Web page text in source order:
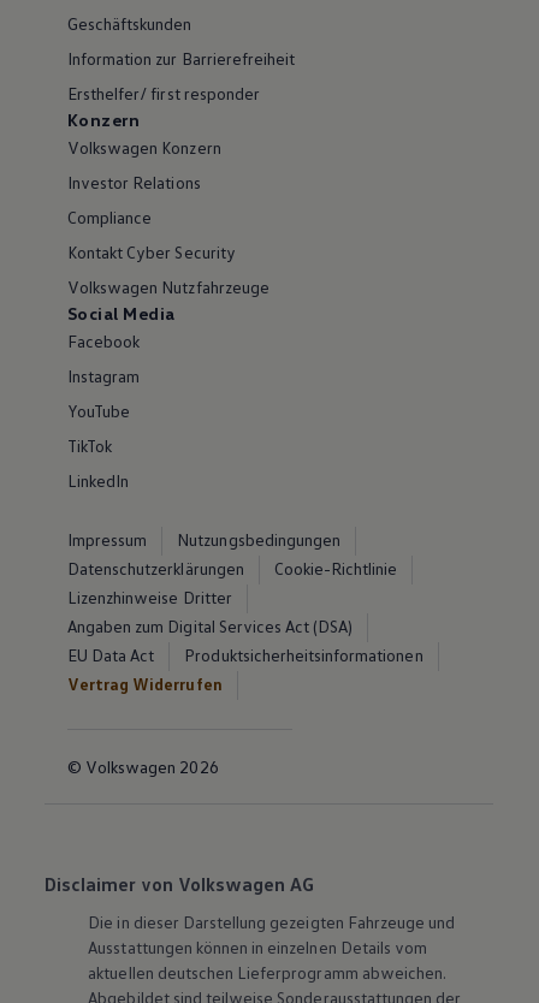
Geschäftskunden
Information zur Barrierefreiheit
Ersthelfer/ first responder
Konzern
Volkswagen Konzern
Investor Relations
Compliance
Kontakt Cyber Security
Volkswagen Nutzfahrzeuge
Social Media
Facebook
Instagram
YouTube
TikTok
LinkedIn
Impressum
Nutzungsbedingungen
Datenschutzerklärungen
Cookie-Richtlinie
Lizenzhinweise Dritter
Angaben zum Digital Services Act (DSA)
EU Data Act
Produktsicherheitsinformationen
Vertrag Widerrufen
© Volkswagen 2026
Disclaimer von Volkswagen AG
Die in dieser Darstellung gezeigten Fahrzeuge und
Ausstattungen können in einzelnen Details vom
aktuellen deutschen Lieferprogramm abweichen.
Abgebildet sind teilweise Sonderausstattungen der